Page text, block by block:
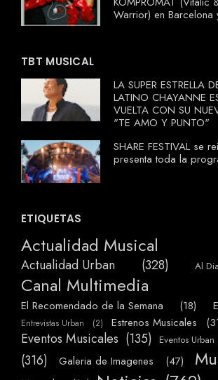
Warrior) en Barcelona
TBT MUSICAL
LA SUPER ESTRELLA
LATINO CHAYANNE
VUELTA CON SU
"TE AMO Y PUNTO"
SHARE FESTIVAL se
presenta toda la
ETIQUETAS
Actualidad Musical
Actualidad Urban (328) Al
Canal Multimedia
El Recomendado de la Semana (18)
Entrevistas Urban (2) Estrenos Musicales
Eventos Musicales (135) Eventos Urban
(316)
Galeria de Imagenes (47)